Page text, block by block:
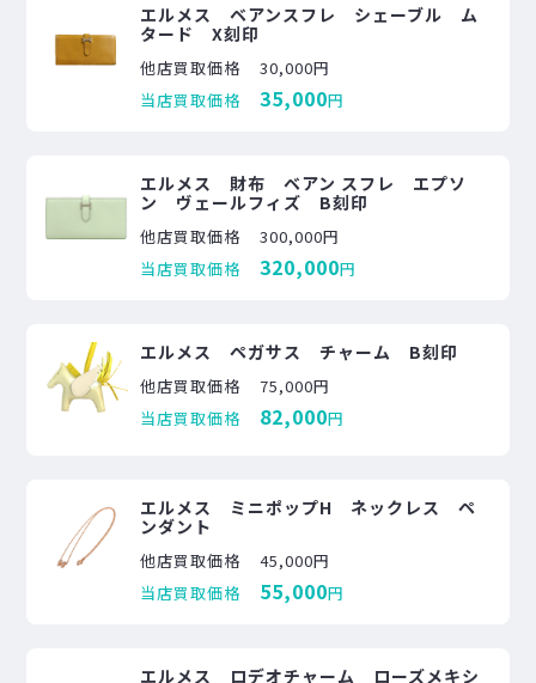
エルメス ベアンスフレ シェーブル ム
タード X刻印
他店買取価格
30,000円
当店買取価格
35,000円
エルメス 財布 ベアン スフレ エプソ
ン ヴェールフィズ B刻印
他店買取価格
300,000円
当店買取価格
320,000円
エルメス ペガサス チャーム B刻印
他店買取価格
75,000円
当店買取価格
82,000円
エルメス ミニポップH ネックレス ペ
ンダント
他店買取価格
45,000円
当店買取価格
55,000円
エルメス ロデオチャーム ローズメキシ